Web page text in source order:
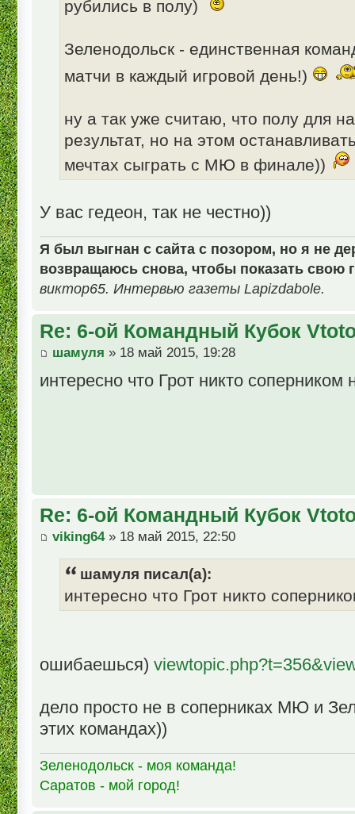
рубились в полу)
Зеленодольск - единственная
матчи в каждый игровой день!)
ну а так уже считаю, что полу для
результат, но на этом
мечтах сыграть с МЮ в финале))
У вас гедеон, так не честно))
Я был выгнан с сайта с позором, но я не
возвращаюсь снова, чтобы показать свою
виктор65. Интервью газеты Lapizdabole.
Re: 6-ой Командный Кубок
шамуля » 18 май 2015, 19:28
интересно что Грот никто соперником
Re: 6-ой Командный Кубок
viking64» 18 май 2015, 22:50
шамуля писал(а):
интересно что Грот никто
ошибаешься)
дело просто не в соперниках МЮ и
этих командах))
Зеленодольск - моя команда!
Саратов - мой город!